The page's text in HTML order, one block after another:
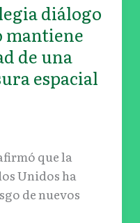
diálogo
mantiene
de una
espacial
que la
Unidos ha
de nuevos